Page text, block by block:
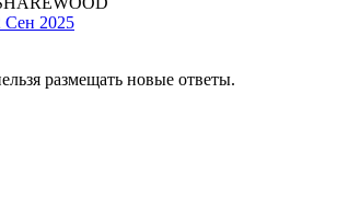
Сен 2025
размещать новые ответы.